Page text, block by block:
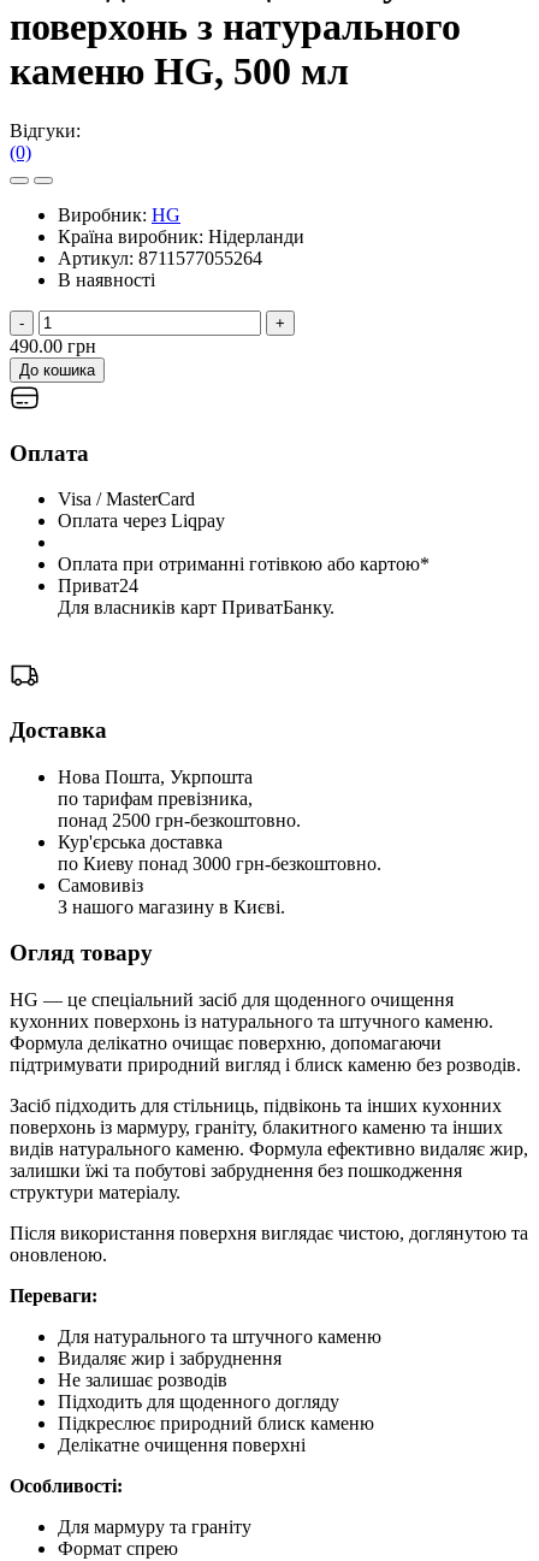
поверхонь з натурального
каменю HG, 500 мл
Відгуки:
(0)
Виробник: HG
Країна виробник: Нідерланди
Артикул: 8711577055264
В наявності
- +
490.00 грн
До кошика
Оплата
Visa / MasterCard
Оплата через Liqpay
Оплата при отриманні готівкою або картою*
Приват24
Для власників карт ПриватБанку.
Доставка
Нова Пошта, Укрпошта
по тарифам превізника,
понад 2500 грн-безкоштовно.
Кур'єрська доставка
по Киеву понад 3000 грн-безкоштовно.
Самовивіз
З нашого магазину в Києві.
Огляд товару
HG — це спеціальний засіб для щоденного очищення
кухонних поверхонь із натурального та штучного каменю.
Формула делікатно очищає поверхню, допомагаючи
підтримувати природний вигляд і блиск каменю без розводів.
Засіб підходить для стільниць, підвіконь та інших кухонних
поверхонь із мармуру, граніту, блакитного каменю та інших
видів натурального каменю. Формула ефективно видаляє жир,
залишки їжі та побутові забруднення без пошкодження
структури матеріалу.
Після використання поверхня виглядає чистою, доглянутою та
оновленою.
Переваги:
Для натурального та штучного каменю
Видаляє жир і забруднення
Не залишає розводів
Підходить для щоденного догляду
Підкреслює природний блиск каменю
Делікатне очищення поверхні
Особливості:
Для мармуру та граніту
Формат спрею